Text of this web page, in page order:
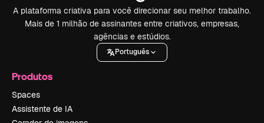
A plataforma criativa para você direcionar seu melhor trabalho.
Mais de 1 milhão de assinantes entre criativos, empresas,
agências e estúdios.
Português
Produtos
Spaces
Assistente de IA